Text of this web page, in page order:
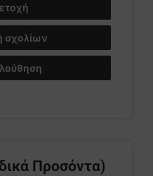
σχολίων
Προσόντα)